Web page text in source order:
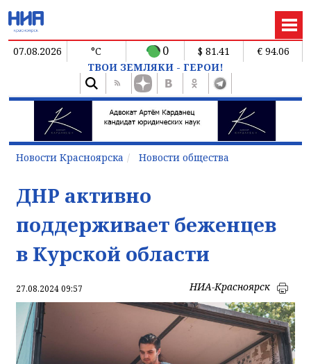
07.08.2026 °C 0 $ 81.41
€ 94.06
ТВОИ ЗЕМЛЯКИ - ГЕРОИ!
Новости Красноярска Новости общества
ДНР активно
поддерживает беженцев
в Курской области
27.08.2024 09:57 НИА-Красноярск